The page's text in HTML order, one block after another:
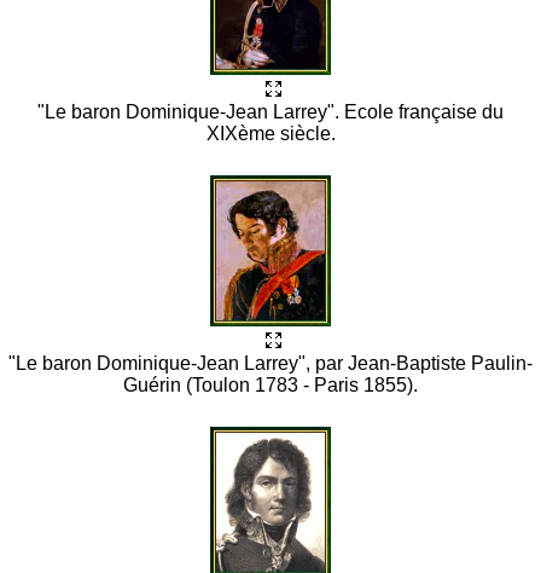
"Le baron Dominique-Jean Larrey". Ecole française du
XIXème siècle.
"Le baron Dominique-Jean Larrey", par Jean-Baptiste Paulin-
Guérin (Toulon 1783 - Paris 1855).